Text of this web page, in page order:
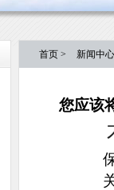
首页 > 新闻中心
您应该